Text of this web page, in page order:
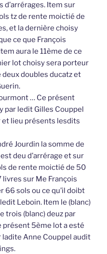
d’arrérages. Item sur
tz de rente moictié de
et la dernière choisy
ce que François
aura le 11ème de ce
lot choisy sera porteur
doubles ducatz et
… Ce présent
par ledit Gilles Couppel
et lieu présents lesdits
Jourdin la somme de
deu d’arrérage et sur
de rente moictié de 50
livres sur Me François
66 sols ou ce qu’il doibt
Leboin. Item le (blanc)
trois (blanc) deuz par
présent 5ème lot a esté
ladite Anne Couppel audit